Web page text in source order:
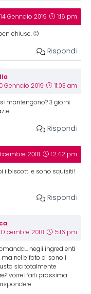
14 Gennaio 2019 1:16 pm
chiuse. 🙂
Rispondi
Gennaio 2019 11:03 am
mantengono? 3 giorni
Rispondi
2018 12:42 pm
i biscotti e sono squisiti!
Rispondi
Dicembre 2018 5:16 pm
negli ingredienti
nelle foto ci sono i
sia totalmente
vorrei farli prossima